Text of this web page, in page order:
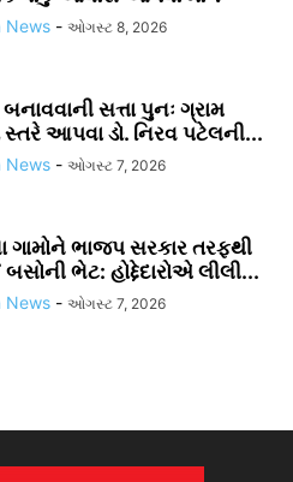
News - ઓગસ્ટ 8, 2026
સત્તા પુનઃ ગ્રામ
આપવા ડો. નિરવ પટેલની...
News - ઓગસ્ટ 7, 2026
ગામોને ભાજપ સરકાર તરફથી
ભેટ: હોદ્દેદારોએ લીલી...
News - ઓગસ્ટ 7, 2026